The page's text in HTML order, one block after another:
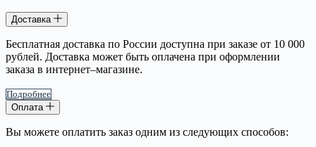
Доставка
Бесплатная доставка по России доступна при заказе от 10 000
рублей. Доставка может быть оплачена при оформлении
заказа в интернет–магазине.
Подробнее
Оплата
Вы можете оплатить заказ одним из следующих способов: